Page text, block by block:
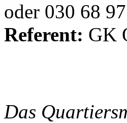
oder 030 68
Referent: GK
Das